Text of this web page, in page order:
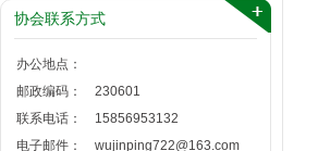
协会联系方式
办公地点：
邮政编码：
230601
联系电话：
15856953132
电子邮件：
wujinping722@163.com